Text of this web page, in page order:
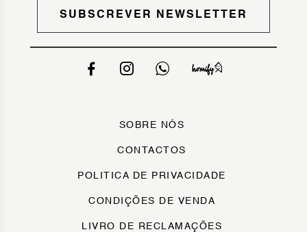
SUBSCREVER NEWSLETTER
SOBRE NÓS
CONTACTOS
POLITICA DE PRIVACIDADE
CONDIÇÕES DE VENDA
LIVRO DE RECLAMAÇÕES